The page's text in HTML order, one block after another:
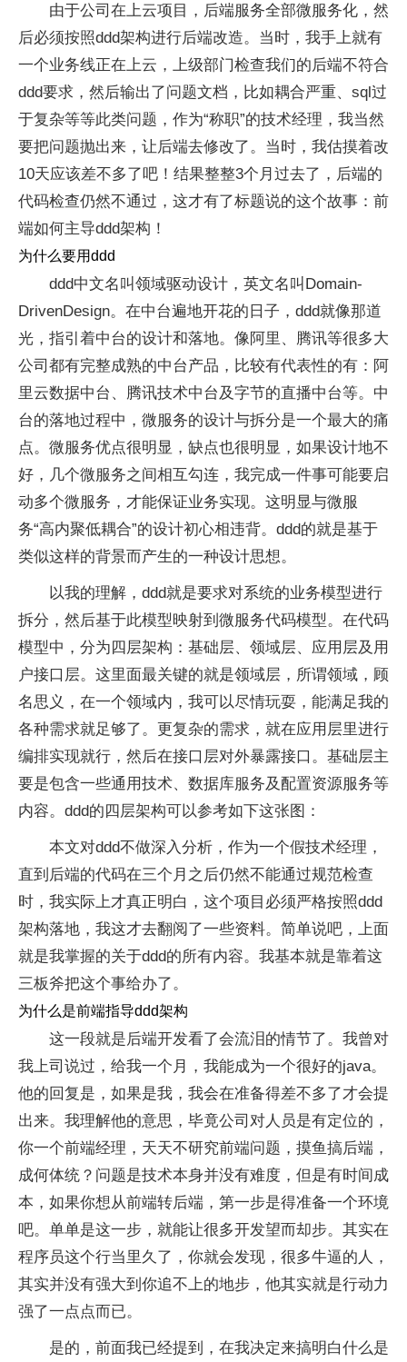
由于公司在上云项目，后端服务全部微服务化，然
后必须按照ddd架构进行后端改造。当时，我手上就有
一个业务线正在上云，上级部门检查我们的后端不符合
ddd要求，然后输出了问题文档，比如耦合严重、sql过
于复杂等等此类问题，作为“称职”的技术经理，我当然
要把问题抛出来，让后端去修改了。当时，我估摸着改
10天应该差不多了吧！结果整整3个月过去了，后端的
代码检查仍然不通过，这才有了标题说的这个故事：前
端如何主导ddd架构！
为什么要用ddd
ddd中文名叫领域驱动设计，英文名叫Domain-
DrivenDesign。在中台遍地开花的日子，ddd就像那道
光，指引着中台的设计和落地。像阿里、腾讯等很多大
公司都有完整成熟的中台产品，比较有代表性的有：阿
里云数据中台、腾讯技术中台及字节的直播中台等。中
台的落地过程中，微服务的设计与拆分是一个最大的痛
点。微服务优点很明显，缺点也很明显，如果设计地不
好，几个微服务之间相互勾连，我完成一件事可能要启
动多个微服务，才能保证业务实现。这明显与微服
务“高内聚低耦合”的设计初心相违背。ddd的就是基于
类似这样的背景而产生的一种设计思想。
以我的理解，ddd就是要求对系统的业务模型进行
拆分，然后基于此模型映射到微服务代码模型。在代码
模型中，分为四层架构：基础层、领域层、应用层及用
户接口层。这里面最关键的就是领域层，所谓领域，顾
名思义，在一个领域内，我可以尽情玩耍，能满足我的
各种需求就足够了。更复杂的需求，就在应用层里进行
编排实现就行，然后在接口层对外暴露接口。基础层主
要是包含一些通用技术、数据库服务及配置资源服务等
内容。ddd的四层架构可以参考如下这张图：
本文对ddd不做深入分析，作为一个假技术经理，
直到后端的代码在三个月之后仍然不能通过规范检查
时，我实际上才真正明白，这个项目必须严格按照ddd
架构落地，我这才去翻阅了一些资料。简单说吧，上面
就是我掌握的关于ddd的所有内容。我基本就是靠着这
三板斧把这个事给办了。
为什么是前端指导ddd架构
这一段就是后端开发看了会流泪的情节了。我曾对
我上司说过，给我一个月，我能成为一个很好的java。
他的回复是，如果是我，我会在准备得差不多了才会提
出来。我理解他的意思，毕竟公司对人员是有定位的，
你一个前端经理，天天不研究前端问题，摸鱼搞后端，
成何体统？问题是技术本身并没有难度，但是有时间成
本，如果你想从前端转后端，第一步是得准备一个环境
吧。单单是这一步，就能让很多开发望而却步。其实在
程序员这个行当里久了，你就会发现，很多牛逼的人，
其实并没有强大到你追不上的地步，他其实就是行动力
强了一点点而已。
是的，前面我已经提到，在我决定来搞明白什么是